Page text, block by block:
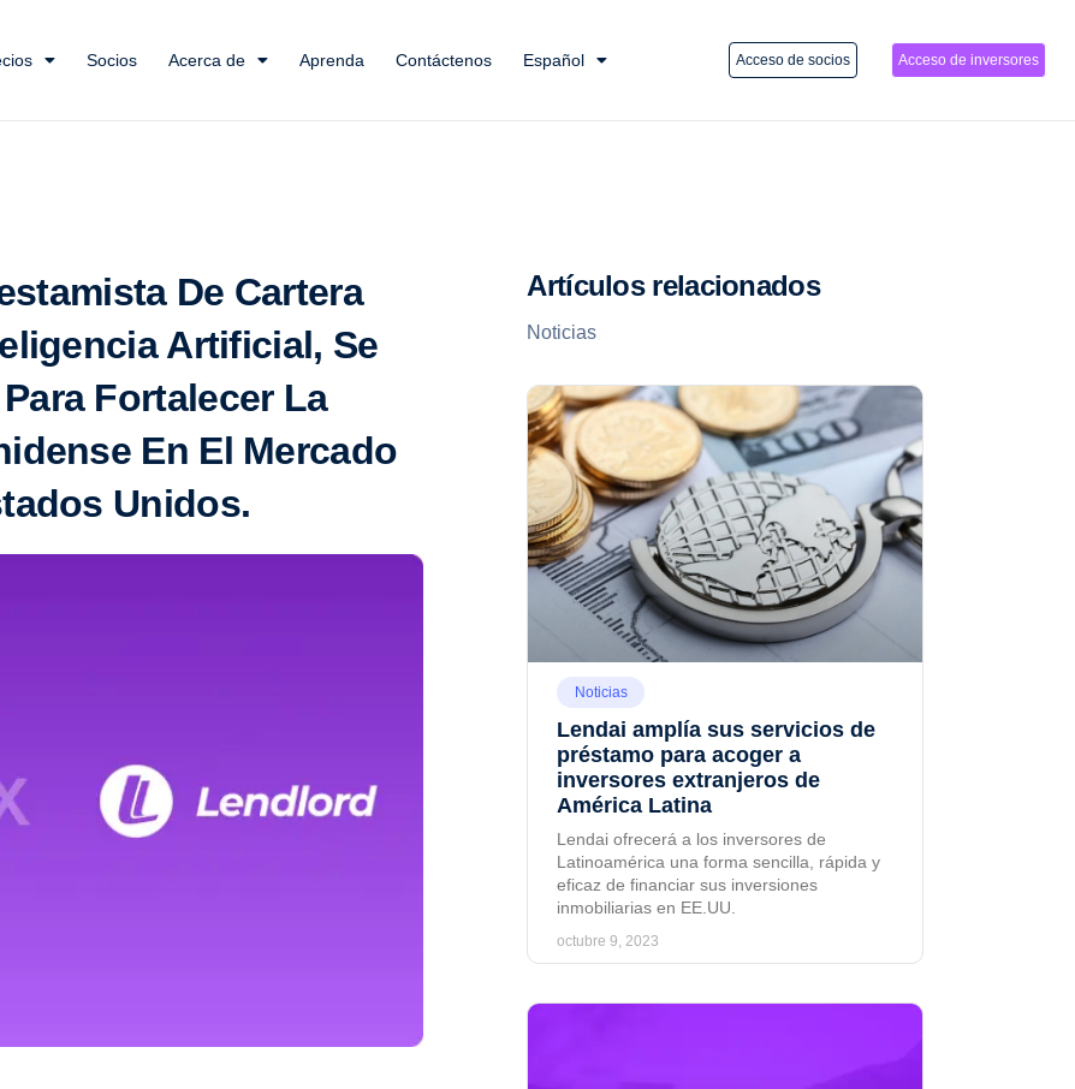
Socios Acerca de Aprenda Contáctenos Español Acceso de socios Acceso de inversores
De Cartera
Artificial, Se
Fortalecer La
En El Mercado
Unidos.
Artículos relacionados
Noticias
Noticias
Lendai amplía sus servicios de
préstamo para acoger a
inversores extranjeros de
América Latina
Lendai ofrecerá a los inversores de
Latinoamérica una forma sencilla, rápida y
eficaz de financiar sus inversiones
inmobiliarias en EE.UU.
octubre 9, 2023